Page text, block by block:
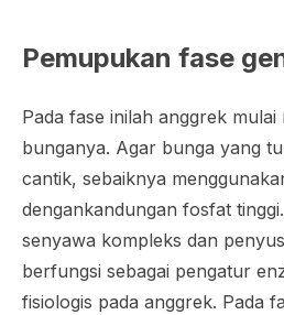
Pemupukan fase
Pada fase inilah anggrek
bunganya. Agar bunga yang
cantik, sebaiknya
dengankandungan fosfat
senyawa kompleks dan
berfungsi sebagai pengatur
fisiologis pada anggrek. Pada